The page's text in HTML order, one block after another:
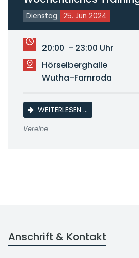
Dienstag 25. Jun 2024
20:00 - 23:00 Uhr
Hörselberghalle
Wutha-Farnroda
WEITERLESEN …
Vereine
Anschrift & Kontakt